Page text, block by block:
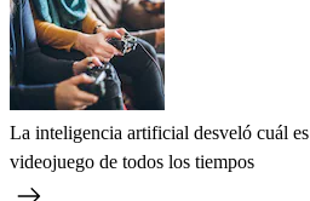
La inteligencia artificial desveló cuál
videojuego de todos los tiempos